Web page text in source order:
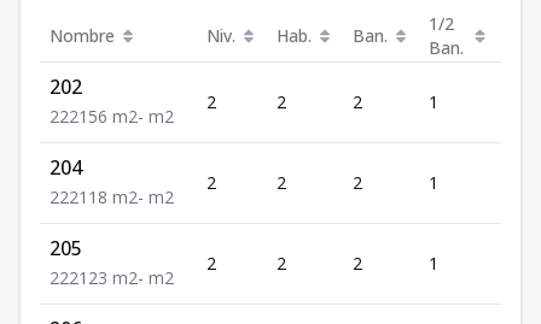
Nombre Niv. Hab. Ban.
1/2
Ban.
202
222156 m2- m2
2 2 2 1
204
222118 m2- m2
2 2 2 1
205
222123 m2- m2
2 2 2 1